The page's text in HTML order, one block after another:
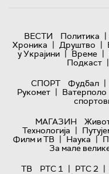
ВЕСТИ Политика |
Хроника | Друштво |
у Украјини | Време |
Подкаст |
СПОРТ
Фудбал |
Рукомет | Ватерполо
МАГАЗИН
Технологијa |
Филм и ТВ | Наука |
За мале
ТВ
РТС 1 | РТС 2 |